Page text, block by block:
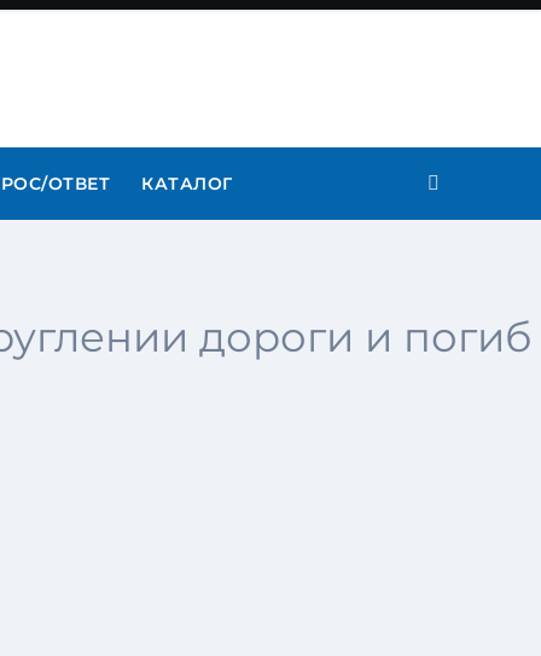
ОТВЕТ КАТАЛОГ
дороги и погиб